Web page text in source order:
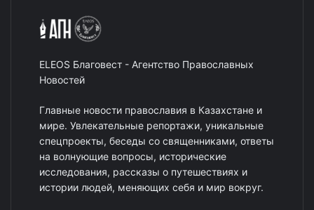
ELEOS Благовест - Агентство Православных
Новостей
Главные новости православия в Казахстане и
мире. Увлекательные репортажи, уникальные
спецпроекты, беседы со священниками, ответы
на волнующие вопросы, исторические
исследования, рассказы о путешествиях и
истории людей, меняющих себя и мир вокруг.